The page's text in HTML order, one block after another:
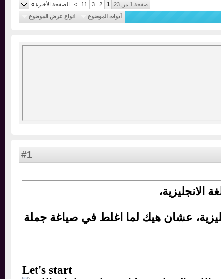
صفحة 1 من 23 1
2
3
11
> الصفحة الأخيرة»
أدوات الموضوع
انواع عرض الموضوع
عشان هيك لما اغلط في صياغة جملة
Let's start